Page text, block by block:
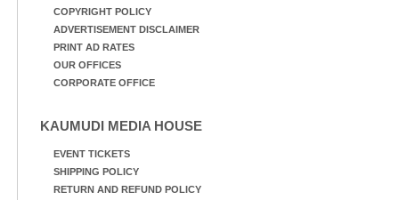
COPYRIGHT POLICY
ADVERTISEMENT DISCLAIMER
PRINT AD RATES
OUR OFFICES
CORPORATE OFFICE
KAUMUDI MEDIA HOUSE
EVENT TICKETS
SHIPPING POLICY
RETURN AND REFUND POLICY